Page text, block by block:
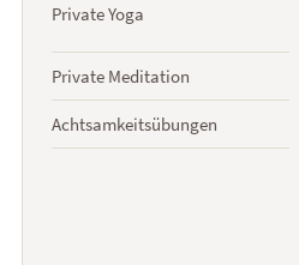
Private Yoga
Private Meditation
Achtsamkeitsübungen